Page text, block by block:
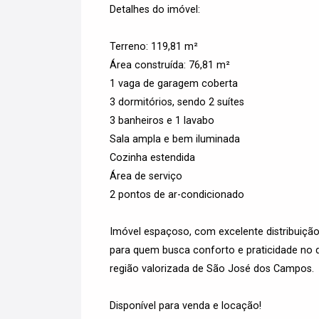
Detalhes do imóvel:
Terreno: 119,81 m²
Área construída: 76,81 m²
1 vaga de garagem coberta
3 dormitórios, sendo 2 suítes
3 banheiros e 1 lavabo
Sala ampla e bem iluminada
Cozinha estendida
Área de serviço
2 pontos de ar-condicionado
Imóvel espaçoso, com excelente
para quem busca conforto e praticidade no
região valorizada de São José dos Campos.
Disponível para venda e locação!